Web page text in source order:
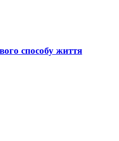
способу життя